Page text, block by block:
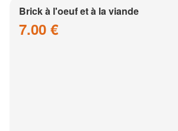
Brick à l'oeuf et à la viande
7.00 €